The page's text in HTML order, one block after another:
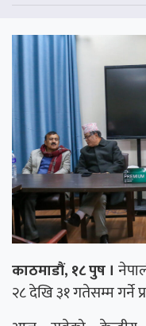
काठमाडौं, १८ पुष ।
२८ देखि ३१ गतेसम्म गर्ने